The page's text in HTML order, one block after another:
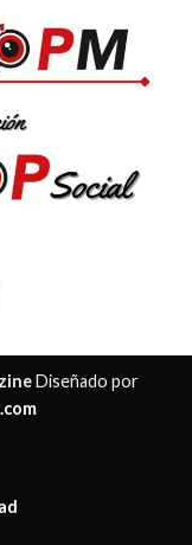
Diseñado por